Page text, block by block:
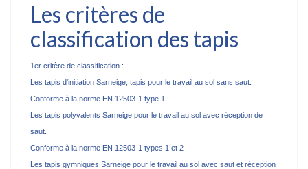
Les critères de
classification des tapis
1er critère de classification :
Les tapis d'initiation Sarneige , tapis pour le travail au sol sans saut.
Conforme à la norme EN 12503-1 type 1
Les tapis polyvalents Sarneige pour le travail au sol avec réception de
saut.
Conforme à la norme EN 12503-1 types 1 et 2
Les tapis gymniques Sarneige pour le travail au sol avec saut et réception